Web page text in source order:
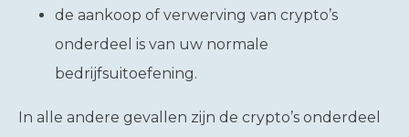
de aankoop of verwerving van crypto’s
onderdeel is van uw normale
bedrijfsuitoefening.
In alle andere gevallen zijn de crypto’s onderdeel